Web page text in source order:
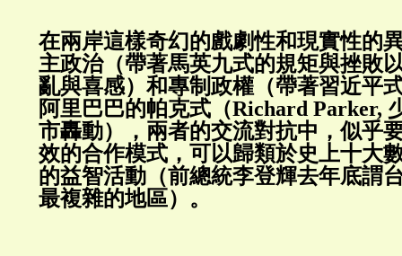
在兩岸這樣奇幻的戲劇性和現實性的
主政治（帶著馬英九式的規矩與挫敗
亂與喜感）和專制政權（帶著習近平
阿里巴巴的帕克式（Richard Parker,
市轟動），兩者的交流對抗中，似乎
效的合作模式，可以歸類於史上十大
的益智活動（前總統李登輝去年底謂
最複雜的地區）。